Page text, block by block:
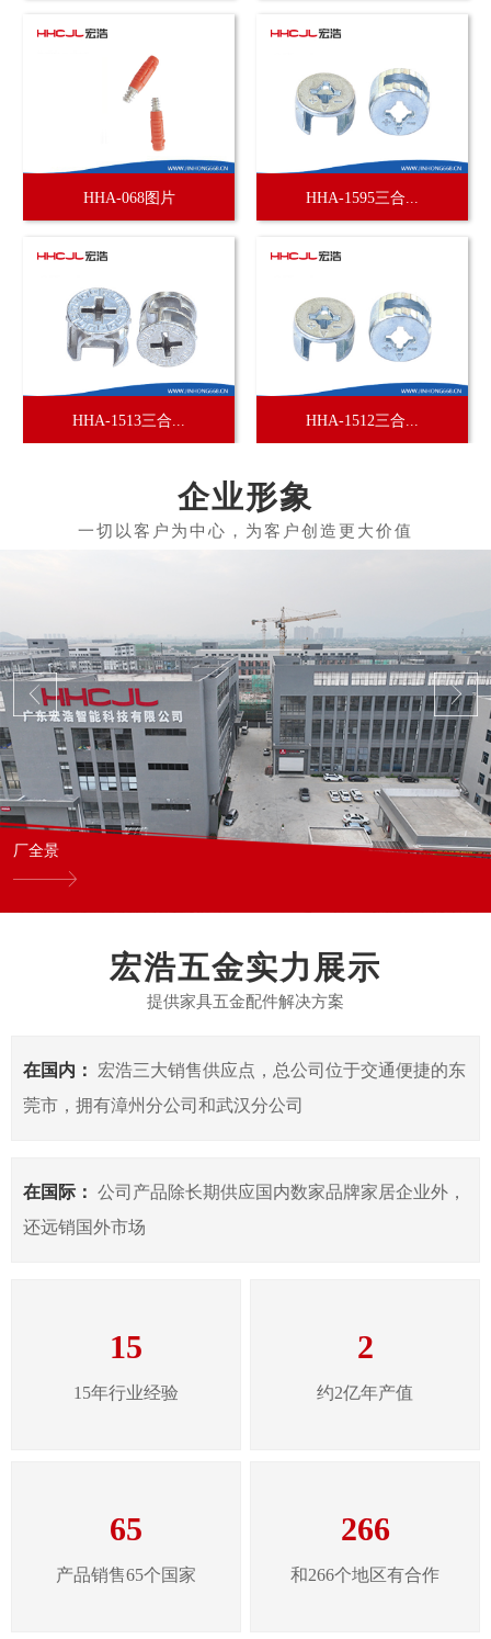
HHA-068图片 HHA-1595三合...
HHA-1513三合... HHA-1512三合...
企业形象
厂全景
宏浩五金实力展示
提供家具五金配件解决方案
在国内：
宏浩三大销售供应点，总公司位于交通便捷的东
莞市，拥有漳州分公司和武汉分公司
在国际： 公司产品除长期供应国内数家品牌家居企业外，
还远销国外市场
15
15年行业经验
2
约2亿年产值
65
产品销售65个国家
266
和266个地区有合作